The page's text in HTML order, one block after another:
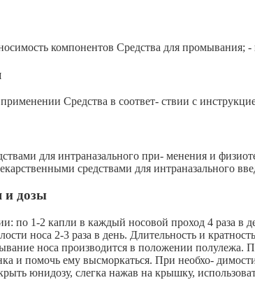
компонентов Средства для промывания;
Средства в соответ- ствии с
для интраназального при- менения и
средствами для интраназального
и дозы
по 1-2 капли в каждый носовой проход 4 раза в
носа 2-3 раза в день. Длительность и
носа производится в положении полулежа.
и помочь ему высморкаться. При необхо-
юнидозу, слегка нажав на крышку,